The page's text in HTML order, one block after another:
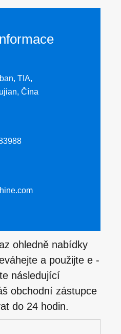
TIA,
Čína
ohledně nabídky
a použijte e -
následující
obchodní zástupce
do 24 hodin.